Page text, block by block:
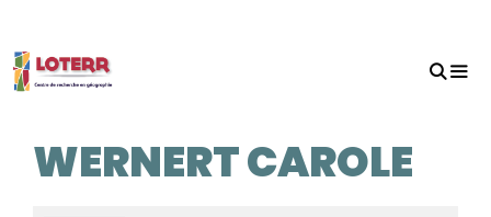
Aller
au
WERNERT CAROLE